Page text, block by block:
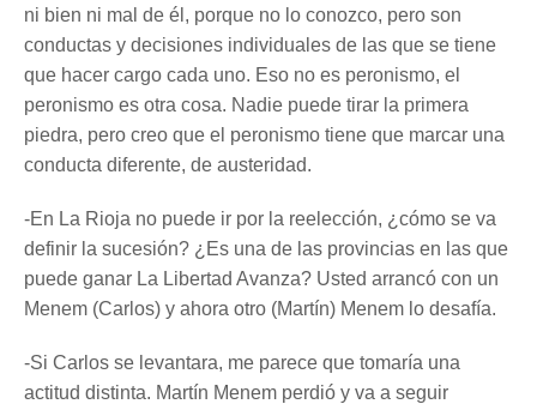
ni bien ni mal de él, porque no lo conozco, pero son
conductas y decisiones individuales de las que se tiene
que hacer cargo cada uno. Eso no es peronismo, el
peronismo es otra cosa. Nadie puede tirar la primera
piedra, pero creo que el peronismo tiene que marcar una
conducta diferente, de austeridad.
-En La Rioja no puede ir por la reelección, ¿cómo se va
definir la sucesión? ¿Es una de las provincias en las que
puede ganar La Libertad Avanza? Usted arrancó con un
Menem (Carlos) y ahora otro (Martín) Menem lo desafía.
-Si Carlos se levantara, me parece que tomaría una
actitud distinta. Martín Menem perdió y va a seguir